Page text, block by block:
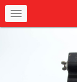
Navigation